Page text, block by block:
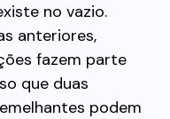
no vazio.
anteriores,
fazem parte
que duas
podem